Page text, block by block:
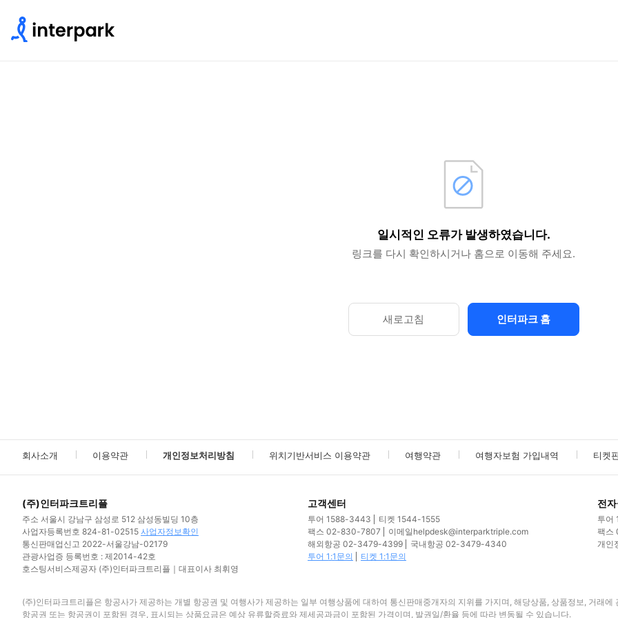
INTERPARK
일시적인 오류가 발생하였습니다.
링크를 다시 확인하시거나 홈으로 이동해 주세요.
새로고침 인터파크 홈
회사소개 이용약관 개인정보처리방침 위치기반서비스 이용약관 여행약관 여행자보험 가입내역 티켓
(주)인터파크트리플
주소 서울시 강남구 삼성로 512 삼성동빌딩 10층
사업자등록번호 824-81-02515 사업자정보확인
통신판매업신고 2022-서울강남-02179
관광사업증 등록번호 : 제2014-42호
호스팅서비스제공자 (주)인터파크트리플｜대표이사 최휘영
고객센터
투어 1588-3443 티켓 1544-1555
팩스 02-830-7807 이메일 helpdesk@interparktriple.com
해외항공 02-3479-4399 국내항공 02-3479-4340
투어 1:1문의
티켓 1:1문의
전
투어
팩스
개인
(주)인터파크트리플은 항공사가 제공하는 개별 항공권 및 여행사가 제공하는 일부 여행상품에 대하여 통신판매중개자의 지위를 가지며, 해당상품, 상품정보, 거래
항공권 또는 항공권이 포함된 경우, 표시되는 상품요금은 예상 유류할증료와 제세공과금이 포함된 가격이며, 발권일/환율 등에 따라 변동될 수 있습니다.